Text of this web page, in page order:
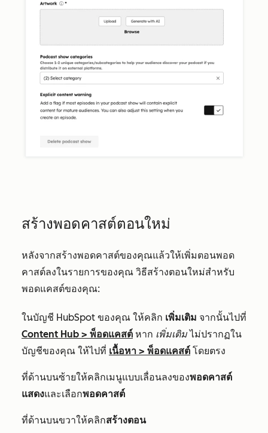
สร้างพอดคาสต์ตอนใหม่
หลังจากสร้างพอดคาสต์ของคุณแล้วให้เพิ่มตอนพอด
คาสต์ลงในรายการของคุณ วิธีสร้างตอนใหม่สำหรับ
พอดแคสต์ของคุณ:
ในบัญชี HubSpot ของคุณ ให้คลิก เพิ่มเติม จากนั้นไปที่
Content Hub > พ็อดแคสต์ หาก เพิ่มเติมไม่ปรากฏใน
บัญชีของคุณ ให้ไปที่ เนื้อหา > พ็อดแคสต์ โดยตรง
ที่ด้านบนซ้ายให้คลิกเมนูแบบเลื่อนลงของพอดคาสต์
แสดงและเลือกพอดคาสต์
ที่ด้านบนขวาให้คลิกสร้างตอน